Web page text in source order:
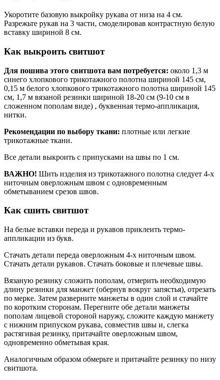
Укоротите базовую выкройку рукава от низа на 4 см.
Разрежьте рукав на 3 части, смоделировав контрастную белую
вставку шириной 8 см.
Как выкроить свитшот
Для пошива этого свитшота вам потребуется: около 1,3 м
синего хлопкового трикотажного полотна шириной 145 см,
0,15 м белого хлопкового трикотажного полотна шириной 145
см, 1,7 м вязаной резинки шириной 18-20 см (9-10 см в
сложенном пополам виде) , буквенная термо-аппликация,
нитки.
Рекомендации по выбору ткани: плотные или легкие
трикотажные ткани.
Все детали выкроить с припусками на швы по 1 см.
ВАЖНО! Шить изделия из трикотажного полотна следует 4-х
ниточным оверложным швом с одновременным
обметыванием срезов швов.
Как сшить свитшот
На белые вставки переда и рукавов приклеить термо-
аппликации из букв.
Стачать детали переда оверложным 4-х ниточным швом.
Стачать детали рукавов. Стачать боковые и плечевые швы.
Вязаную резинку сложить пополам, отмерить необходимую
длину резинки для манжет (обернув вокруг запястья), отрезать
по мерке. Затем разверните манжеты в один слой и стачайте
по коротким сторонам. Перегните обе детали манжеты
пополам лицевой стороной наружу, сложите каждую манжету
с нижним припуском рукава, совместив швы и, слегка
растягивая резинку, притачайте оверложным швом,
одновременно обметывая края.
Аналогичным образом обмерьте и притачайте резинку по низу
свитшота.